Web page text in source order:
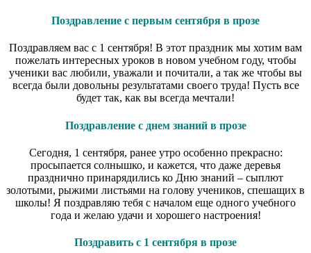
Поздравление с первым сентября в прозе
Поздравляем вас с 1 сентября! В этот праздник мы хотим вам
пожелать интересных уроков в новом учебном году, чтобы
ученики вас любили, уважали и почитали, а так же чтобы вы
всегда были довольны результатами своего труда! Пусть все
будет так, как вы всегда мечтали!
Поздравление с днем знаний в прозе
Сегодня, 1 сентября, ранее утро особенно прекрасно:
просыпается солнышко, и кажется, что даже деревья
празднично принарядились ко Дню знаний – сыплют
золотыми, рыжими листьями на голову учеников, спешащих в
школы! Я поздравляю тебя с началом еще одного учебного
года и желаю удачи и хорошего настроения!
Поздравить с 1 сентября в прозе